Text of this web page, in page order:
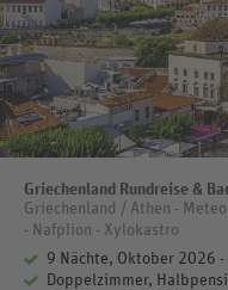
Griechenland Rundreise &
Griechenland / Athen -
- Nafplion - Xylokastro
9 Nächte, Oktober 2026
Doppelzimmer,